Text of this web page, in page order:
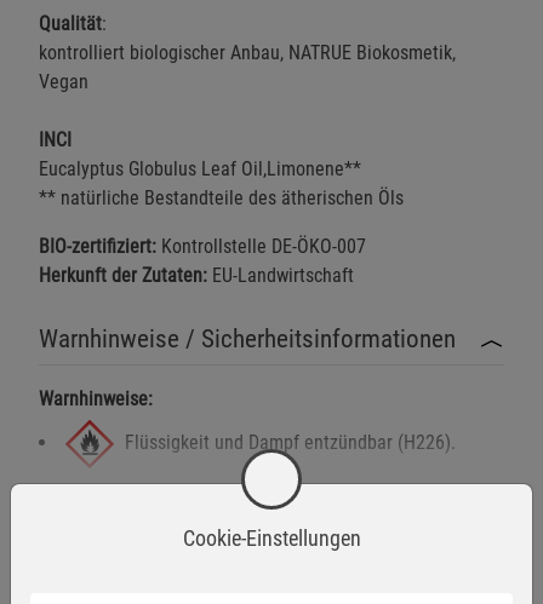
Qualität:
kontrolliert biologischer Anbau, NATRUE Biokosmetik,
Vegan
INCI
Eucalyptus Globulus Leaf Oil,Limonene**
** natürliche Bestandteile des ätherischen Öls
BIO-zertifiziert: Kontrollstelle DE-ÖKO-007
Herkunft der Zutaten: EU-Landwirtschaft
Warnhinweise / Sicherheitsinformationen
Warnhinweise:
Flüssigkeit und Dampf entzündbar (H226).
Kann bei Verschlucken und Eindringen in die
Cookie-Einstellungen